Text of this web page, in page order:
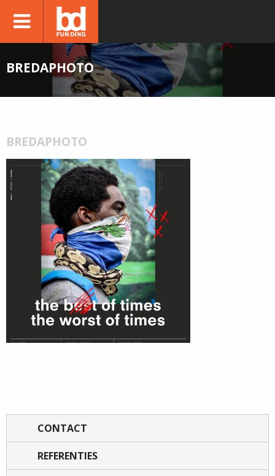
BREDAPHOTO
BREDAPHOTO
CONTACT
REFERENTIES